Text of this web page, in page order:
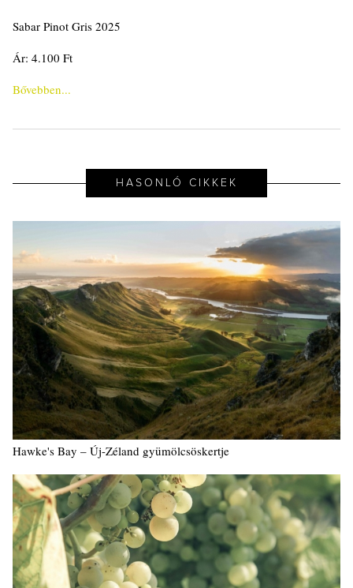
Sabar Pinot Gris 2025
Ár: 4.100 Ft
Bővebben...
HASONLÓ CIKKEK
Hawke's Bay – Új-Zéland gyümölcsöskertje